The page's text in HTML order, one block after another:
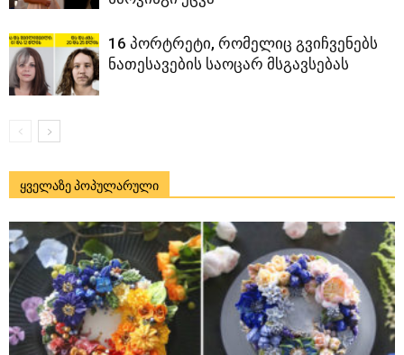
16 პორტრეტი, რომელიც გვიჩვენებს
ნათესავების საოცარ მსგავსებას
ყველაზე პოპულარული